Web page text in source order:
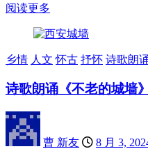
阅读更多
乡情 人文 怀古 抒怀 诗歌朗
诗歌朗诵《不老的城墙》
曹 新友 8 月 3,